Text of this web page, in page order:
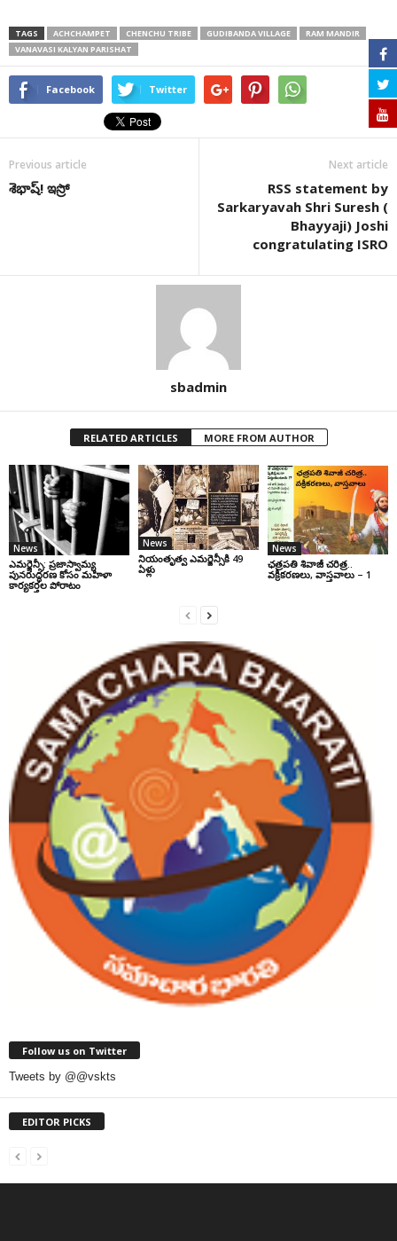
TAGS ACHCHAMPET CHENCHU TRIBE GUDIBANDA VILLAGE
RAM MANDIR
VANAVASI KALYAN PARISHAT
Facebook Twitter
Previous article
శెభాష్‌! ఇస్రో
Next article
RSS statement by
Sarkaryavah Shri Suresh (
Bhayyaji) Joshi
congratulating ISRO
sbadmin
RELATED ARTICLES MORE FROM AUTHOR
News
ఎమర్జెన్సీ: ప్రజాస్వామ్య
పునరుద్ధరణ కోసం మహిళా
కార్యకర్తల పోరాటం
News
నియంతృత్వ ఎమర్జెన్సీకి 49
ఏళ్లు
News
ఛ‌త్ర‌ప‌తి శివాజీ చరిత్ర‌..
వ‌క్రీక‌ర‌ణ‌లు, వాస్త‌వాలు – 1
Follow us on Twitter
Tweets by @@vskts
EDITOR PICKS